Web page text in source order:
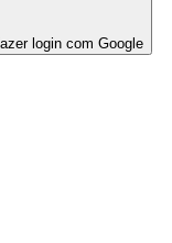
login com Google